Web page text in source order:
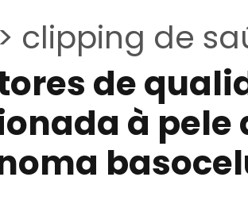
clipping de
de
à